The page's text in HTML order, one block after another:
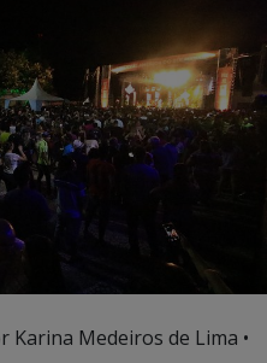
Karina Medeiros de Lima •